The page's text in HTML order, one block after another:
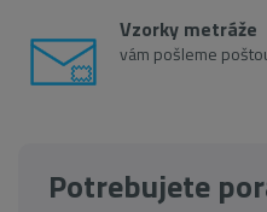
Vzorky metráže
vám pošleme
Potrebujete